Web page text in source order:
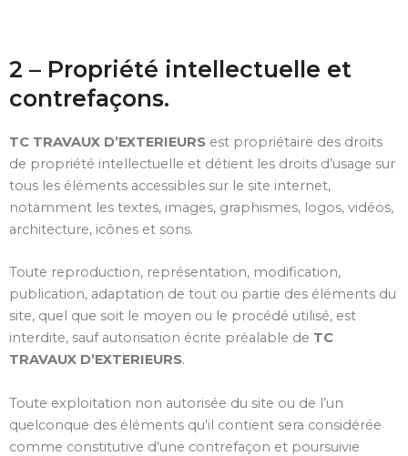
2 – Propriété intellectuelle et
contrefaçons.
TC TRAVAUX D’EXTERIEURS est propriétaire des droits
de propriété intellectuelle et détient les droits d’usage sur
tous les éléments accessibles sur le site internet,
notamment les textes, images, graphismes, logos, vidéos,
architecture, icônes et sons.
Toute reproduction, représentation, modification,
publication, adaptation de tout ou partie des éléments du
site, quel que soit le moyen ou le procédé utilisé, est
interdite, sauf autorisation écrite préalable de TC
TRAVAUX D’EXTERIEURS.
Toute exploitation non autorisée du site ou de l’un
quelconque des éléments qu’il contient sera considérée
comme constitutive d’une contrefaçon et poursuivie